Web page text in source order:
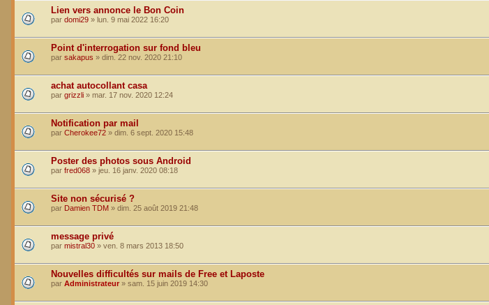
Lien vers annonce le Bon Coin
par domi29 » lun. 9 mai 2022 16:20
Point d'interrogation sur fond bleu
par sakapus » dim. 22 nov. 2020 21:10
achat autocollant casa
par grizzli » mar. 17 nov. 2020 12:24
Notification par mail
par Cherokee72 » dim. 6 sept. 2020 15:48
Poster des photos sous Android
par fred068 » jeu. 16 janv. 2020 08:18
Site non sécurisé ?
par Damien TDM » dim. 25 août 2019 21:48
message privé
par mistral30 » ven. 8 mars 2013 18:50
Nouvelles difficultés sur mails de Free et Laposte
par Administrateur » sam. 15 juin 2019 14:30